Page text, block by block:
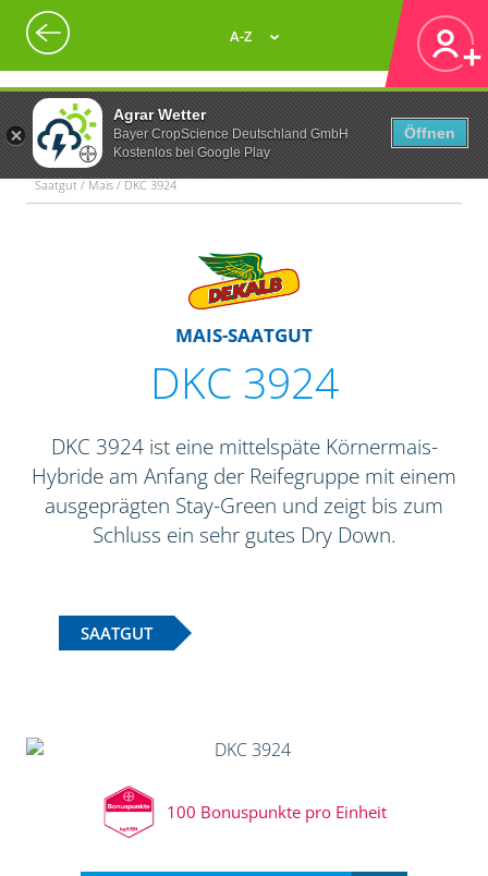
Agrar Wetter
Bayer CropScience Deutschland GmbH
Kostenlos bei Google Play
Öffnen
A-Z
Saatgut / Mais / DKC 3924
MAIS-SAATGUT
DKC 3924
DKC 3924 ist eine mittelspäte Körnermais-
Hybride am Anfang der Reifegruppe mit einem
ausgeprägten Stay-Green und zeigt bis zum
Schluss ein sehr gutes Dry Down.
SAATGUT
100 Bonuspunkte pro Einheit